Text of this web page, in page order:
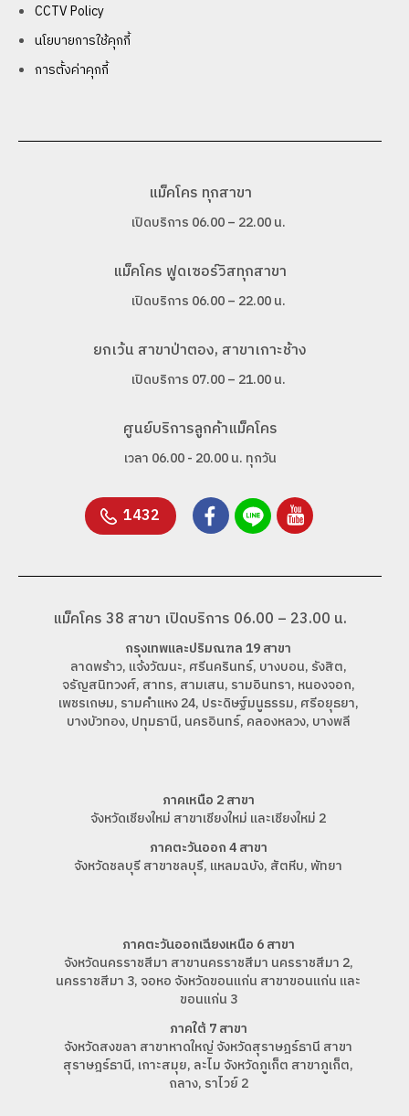
CCTV Policy
นโยบายการใช้คุกกี้
การตั้งค่าคุกกี้
แม็คโคร ทุกสาขา
เปิดบริการ 06.00 – 22.00 น.
แม็คโคร ฟูดเซอร์วิสทุกสาขา
เปิดบริการ 06.00 – 22.00 น.
ยกเว้น สาขาป่าตอง, สาขาเกาะช้าง
เปิดบริการ 07.00 – 21.00 น.
ศูนย์บริการลูกค้าแม็คโคร
เวลา 06.00 - 20.00 น. ทุกวัน
1432
แม็คโคร 38 สาขา เปิดบริการ 06.00 – 23.00 น.
กรุงเทพและปริมณฑล 19 สาขา
ลาดพร้าว, แจ้งวัฒนะ, ศรีนครินทร์, บางบอน, รังสิต,
จรัญสนิทวงศ์, สาทร, สามเสน, รามอินทรา, หนองจอก,
เพชรเกษม, รามคำแหง 24, ประดิษฐ์มนูธรรม, ศรีอยุธยา,
บางบัวทอง, ปทุมธานี, นครอินทร์, คลองหลวง, บางพลี
ภาคเหนือ 2 สาขา
จังหวัดเชียงใหม่ สาขาเชียงใหม่ และเชียงใหม่ 2
ภาคตะวันออก 4 สาขา
จังหวัดชลบุรี สาขาชลบุรี, แหลมฉบัง, สัตหีบ, พัทยา
ภาคตะวันออกเฉียงเหนือ 6 สาขา
จังหวัดนครราชสีมา สาขานครราชสีมา นครราชสีมา 2,
นครราชสีมา 3, จอหอ จังหวัดขอนแก่น สาขาขอนแก่น และ
ขอนแก่น 3
ภาคใต้ 7 สาขา
จังหวัดสงขลา สาขาหาดใหญ่ จังหวัดสุราษฎร์ธานี สาขา
สุราษฎร์ธานี, เกาะสมุย, ละไม จังหวัดภูเก็ต สาขาภูเก็ต,
ถลาง, ราไวย์ 2